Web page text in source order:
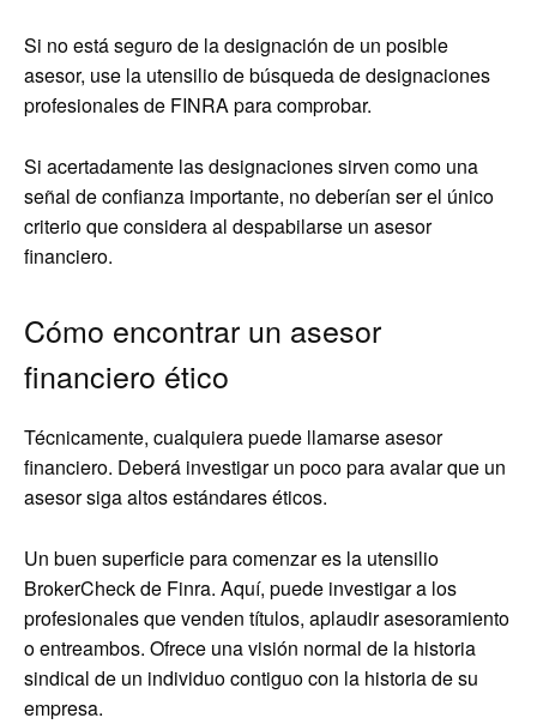
Si no está seguro de la designación de un posible
asesor, use la utensilio de búsqueda de designaciones
profesionales de FINRA para comprobar.
Si acertadamente las designaciones sirven como una
señal de confianza importante, no deberían ser el único
criterio que considera al despabilarse un asesor
financiero.
Cómo encontrar un asesor
financiero ético
Técnicamente, cualquiera puede llamarse asesor
financiero. Deberá investigar un poco para avalar que un
asesor siga altos estándares éticos.
Un buen superficie para comenzar es la utensilio
BrokerCheck de Finra. Aquí, puede investigar a los
profesionales que venden títulos, aplaudir asesoramiento
o entreambos. Ofrece una visión normal de la historia
sindical de un individuo contiguo con la historia de su
empresa.